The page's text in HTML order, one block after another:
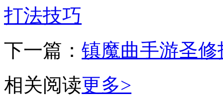
打法技巧
下一篇： 镇魔曲手游圣
相关阅读更多>